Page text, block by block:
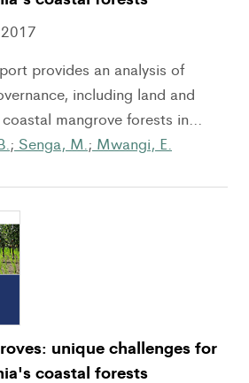
2017
provides an analysis of
including land and
mangrove forests in...
; Senga, M.; Mwangi, E.
unique challenges for
coastal forests